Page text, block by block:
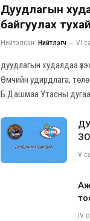
Дуудлагын
байгуулах тухай
Нийтэлсэн: Нийтлэгч VI
дуудлагын худалдаа
Өмчийн удирдлага,
Б.Дашмаа Утасны
V
IV